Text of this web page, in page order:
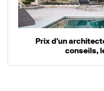
Prix d'un
conseils,